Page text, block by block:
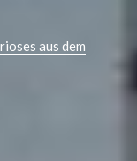
aus dem